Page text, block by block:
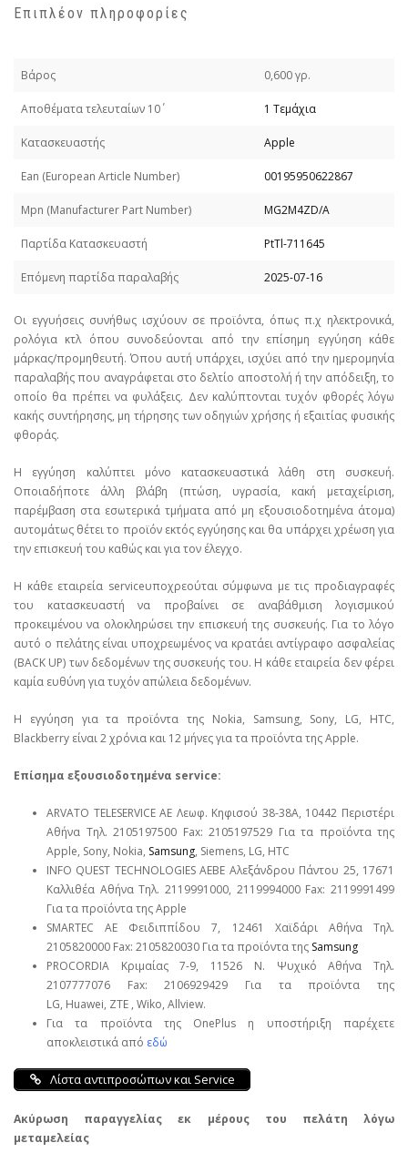
Επιπλέον πληροφορίες
Βάρος 0,600 γρ.
Απoθέματα τελευταίων 10΄ 1 Τεμάχια
Κατασκευαστής Apple
Εan (European Article Number) 00195950622867
Mpn (Manufacturer Part Number) MG2M4ZD/A
Παρτίδα Κατασκευαστή PtTl-711645
Επόμενη παρτίδα παραλαβής 2025-07-16
Οι εγγυήσεις συνήθως ισχύουν σε προϊόντα, όπως π.χ ηλεκτρονικά,
ρολόγια κτλ όπου συνοδεύονται από την επίσημη εγγύηση κάθε
μάρκας/προμηθευτή. Όπου αυτή υπάρχει, ισχύει από την ημερομηνία
παραλαβής που αναγράφεται στο δελτίο αποστολή ή την απόδειξη, το
οποίο θα πρέπει να φυλάξεις. Δεν καλύπτονται τυχόν φθορές λόγω
κακής συντήρησης, μη τήρησης των οδηγιών χρήσης ή εξαιτίας φυσικής
φθοράς.
Η εγγύηση καλύπτει μόνο κατασκευαστικά λάθη στη συσκευή.
Οποιαδήποτε άλλη βλάβη (πτώση, υγρασία, κακή μεταχείριση,
παρέμβαση στα εσωτερικά τμήματα από μη εξουσιοδοτημένα άτομα)
αυτομάτως θέτει το προϊόν εκτός εγγύησης και θα υπάρχει χρέωση για
την επισκευή του καθώς και για τον έλεγχο.
Η κάθε εταιρεία serviceυποχρεούται σύμφωνα με τις προδιαγραφές
του κατασκευαστή να προβαίνει σε αναβάθμιση λογισμικού
προκειμένου να ολοκληρώσει την επισκευή της συσκευής. Για το λόγο
αυτό ο πελάτης είναι υποχρεωμένος να κρατάει αντίγραφο ασφαλείας
(BACK UP) των δεδομένων της συσκευής του. Η κάθε εταιρεία δεν φέρει
καμία ευθύνη για τυχόν απώλεια δεδομένων.
Η εγγύηση για τα προϊόντα της Nokia, Samsung, Sony, LG, HTC,
Blackberry είναι 2 χρόνια και 12 μήνες για τα προϊόντα της Apple.
Επίσημα εξουσιοδοτημένα service:
ARVATO TELESERVICE ΑΕ Λεωφ. Κηφισού 38-38Α, 10442 Περιστέρι
Αθήνα Τηλ. 2105197500 Fax: 2105197529 Για τα προϊόντα της
Apple, Sony, Nokia, Samsung, Siemens, LG, HTC
INFO QUEST TECHNOLOGIES ΑΕΒΕ Αλεξάνδρου Πάντου 25, 17671
Καλλιθέα Αθήνα Τηλ. 2119991000, 2119994000 Fax: 2119991499
Για τα προϊόντα της Apple
SMARTEC ΑΕ Φειδιππίδου 7, 12461 Χαϊδάρι Αθήνα Τηλ.
2105820000 Fax: 2105820030 Για τα προϊόντα της Samsung
PROCORDIA Κριμαίας 7-9, 11526 Ν. Ψυχικό Αθήνα Τηλ.
2107777076 Fax: 2106929429 Για τα προϊόντα της
LG, Huawei, ΖΤΕ , Wiko, Allview.
Για τα προϊόντα της OnePlus η υποστήριξη παρέχετε
αποκλειστικά από εδώ
Λίστα αντιπροσώπων και Service
Ακύρωση παραγγελίας εκ μέρους του πελάτη λόγω
μεταμελείας